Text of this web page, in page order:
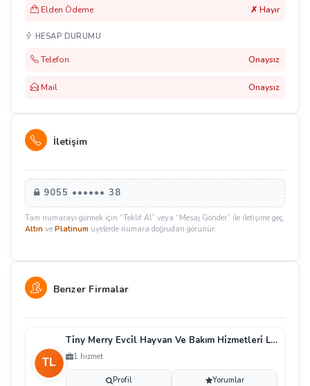
Elden Ödeme ✗ Hayır
HESAP DURUMU
Telefon Onaysız
Mail Onaysız
İletişim
9055 •••••• 38
Tam numarayı görmek için “Teklif Al” veya “Mesaj Gönder” ile iletişime geç.
Altın ve Platinum üyelerde numara doğrudan görünür.
Benzer Firmalar
Ti̇ny Merry Evci̇l Hayvan Ve Bakım Hi̇zmetleri̇ Li̇mi̇te
1 hizmet
Profil Yorumlar